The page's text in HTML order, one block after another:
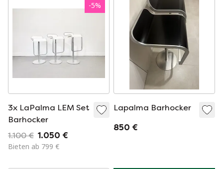
-5%
3x LaPalma LEM Set
Barhocker
1.100 € 1.050 €
Bieten ab 799 €
Lapalma Barhocker
850 €